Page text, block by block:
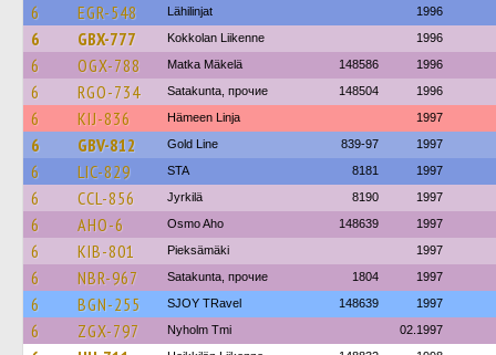
6 EGR-548 Lähilinjat 1996
6 GBX-777 Kokkolan Liikenne 1996
6 OGX-788 Matka Mäkelä 148586 1996
6 RGO-734 Satakunta, прочие 148504 1996
6 KIJ-836 Hämeen Linja 1997
6 GBV-812 Gold Line 839-97 1997
6 LIC-829 STA 8181 1997
6 CCL-856 Jyrkilä 8190 1997
6 AHO-6 Osmo Aho 148639 1997
6 KIB-801 Pieksämäki 1997
6 NBR-967 Satakunta, прочие 1804 1997
6 BGN-255 SJOY TRavel 148639 1997
6 ZGX-797 Nyholm Tmi 02.1997